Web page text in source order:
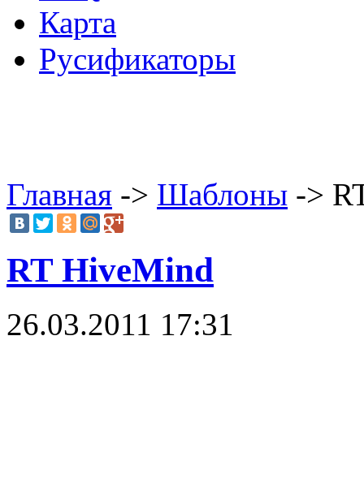
Карта
Русификаторы
Главная -> Шаблоны ->
RT HiveMind
26.03.2011 17:31